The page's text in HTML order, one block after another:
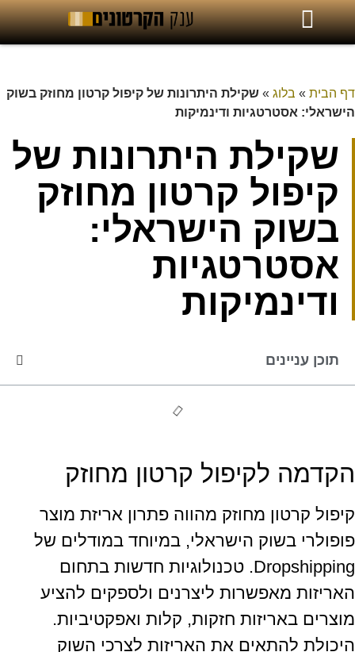
דף הבית » בלוג » שקילת היתרונות של קיפול קרטון מחוזק בשוק
הישראלי: אסטרטגיות ודינמיקות
שקילת היתרונות של
קיפול קרטון מחוזק
בשוק הישראלי:
אסטרטגיות
ודינמיקות
תוכן עניינים
הקדמה לקיפול קרטון מחוזק
קיפול קרטון מחוזק מהווה פתרון אריזת מוצר
פופולרי בשוק הישראלי, במיוחד במודלים של
Dropshipping. טכנולוגיות חדשות בתחום
האריזות מאפשרות ליצרנים ולספקים להציע
מוצרים באריזות חזקות, קלות ואפקטיביות.
היכולת להתאים את האריזות לצרכי השוק